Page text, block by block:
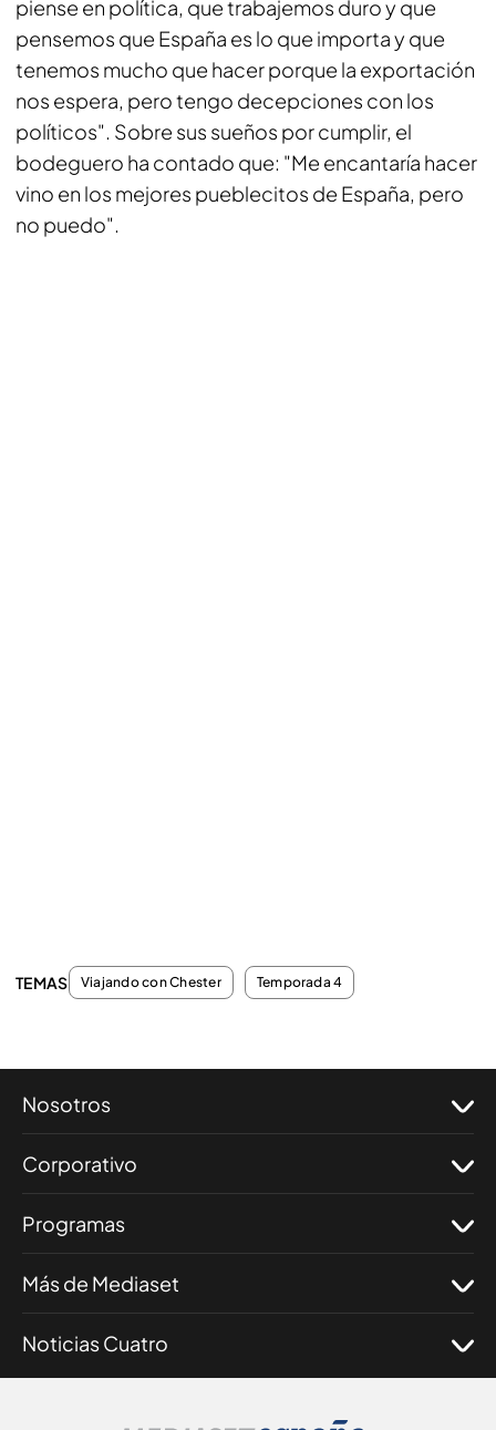
piense en política, que trabajemos duro y que
pensemos que España es lo que importa y que
tenemos mucho que hacer porque la exportación
nos espera, pero tengo decepciones con los
políticos". Sobre sus sueños por cumplir, el
bodeguero ha contado que: "Me encantaría hacer
vino en los mejores pueblecitos de España, pero
no puedo".
TEMAS Viajando con Chester Temporada 4
Nosotros
Corporativo
Programas
Más de Mediaset
Noticias Cuatro